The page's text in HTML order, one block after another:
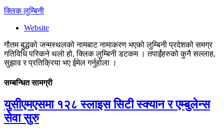
क्लिक लुम्बिनी
Website
गौतम बुद्धको जन्मस्थलको नामबाट नामाकरण भएको लुम्बिनी प्रदेशको समग्र
गतिविधि पस्किने थलो हो, क्लिक लुम्बिनी डटकम । तपाईंहरुको कुनै सल्लाह,
सुझाव र प्रतिक्रिया भए ईमेल गर्नुहोला ।
सम्बन्धित सामग्री
युसीएमएसमा १२८ स्लाइस सिटी स्क्यान र एम्बुलेन्स
सेवा सुरु